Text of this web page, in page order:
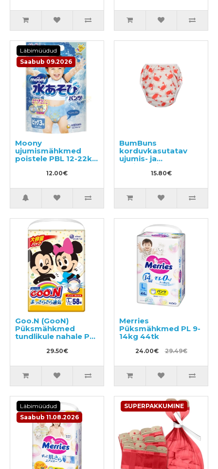
Läbimüüdud
Saabub 09.2026
Moony
ujumismähkmed
poistele PBL 12-22kg
12.00€
BumBuns
korduvkasutatav
ujumis- ja
potitreeningu mähe
L 14–20kg15.80€
Goo.N (GooN)
Püksmähkmed
tundlikule nahale PL
29.50€
Merries
Püksmähkmed PL 9-
14kg 44tk
24.00€ 29.49€
Läbimüüdud
Saabub 11.08.2026
SUPERPAKKUMINE